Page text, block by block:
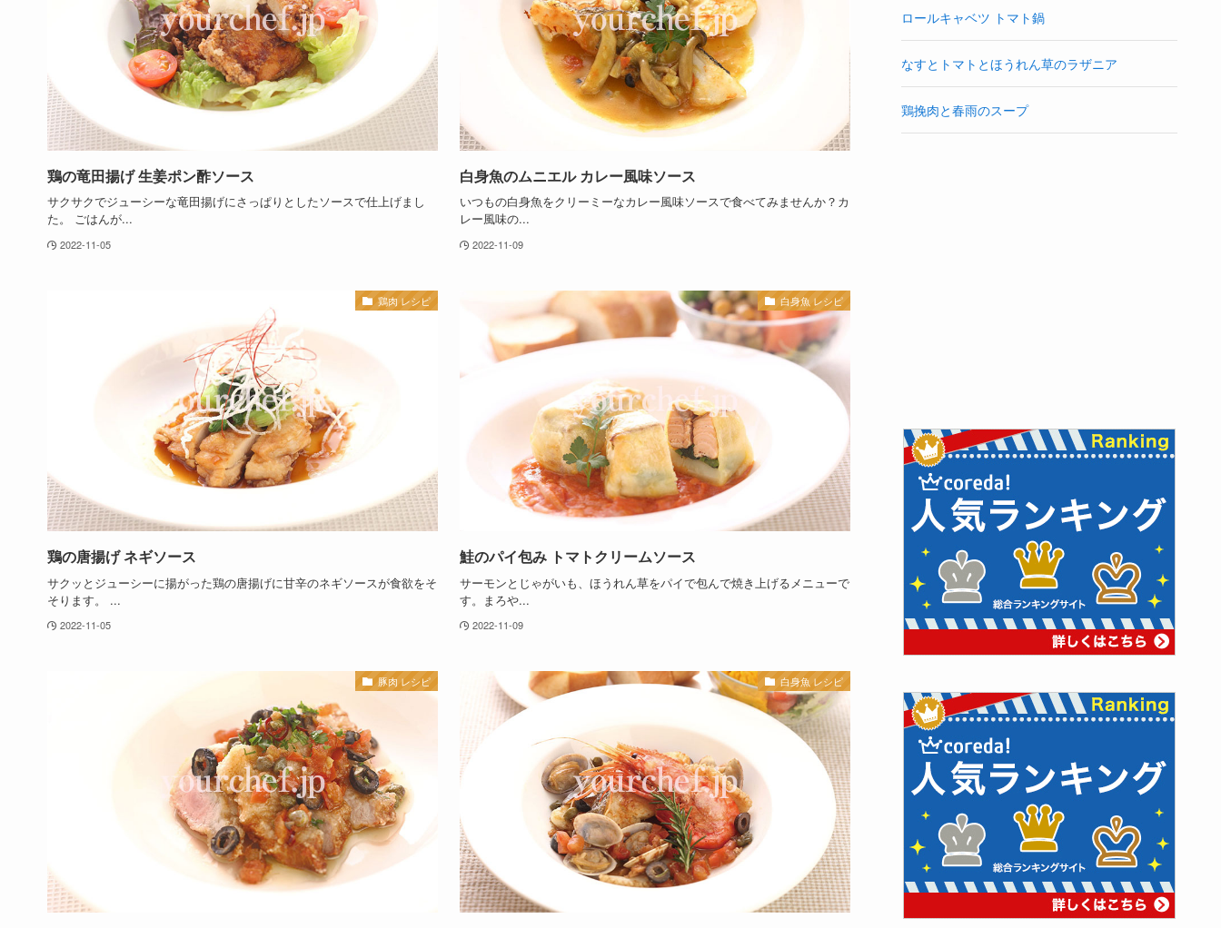
鶏の竜田揚げ 生姜ポン酢ソース
サクサクでジューシーな竜田揚げにさっぱりとしたソースで仕上げまし
た。 ごはんが...
2022-11-05
白身魚のムニエル カレー風味ソース
いつもの白身魚をクリーミーなカレー風味ソースで食べてみませんか？カ
レー風味の...
2022-11-09
鶏肉 レシピ
鶏の唐揚げ ネギソース
サクッとジューシーに揚がった鶏の唐揚げに甘辛のネギソースが食欲をそ
そります。 ...
2022-11-05
白身魚 レシピ
鮭のパイ包み トマトクリームソース
サーモンとじゃがいも、ほうれん草をパイで包んで焼き上げるメニューで
す。まろや...
2022-11-09
豚肉 レシピ 白身魚 レシピ
ロールキャベツ トマト鍋
なすとトマトとほうれん草のラザニア
鶏挽肉と春雨のスープ